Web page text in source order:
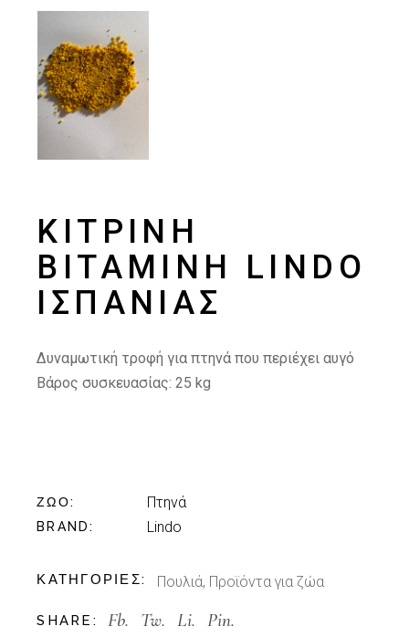
ΚΊΤΡΙΝΗ
ΒΙΤΑΜΊΝΗ LINDO
ΙΣΠΑΝΊΑΣ
Δυναμωτική τροφή για πτηνά που περιέχει αυγό
Βάρος συσκευασίας: 25 kg
ΖΏΟ Πτηνά
BRAND Lindo
ΚΑΤΗΓΟΡΊΕΣ: Πουλιά, Προϊόντα για ζώα
SHARE: Fb. Tw. Li. Pin.